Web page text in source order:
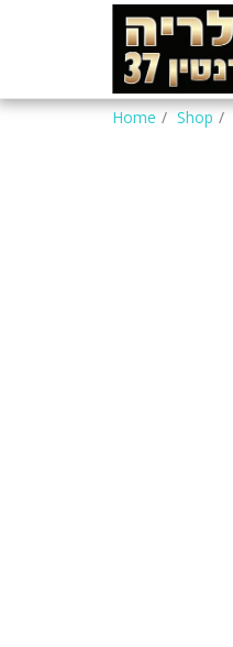
Home Shop